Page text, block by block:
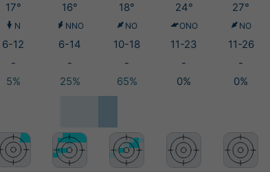
17° 16° 18° 24° 27°
N NNO NO ONO NO
6-12 6-14 10-18 11-23 11-26
- - - - -
5% 25% 65% 0% 0%